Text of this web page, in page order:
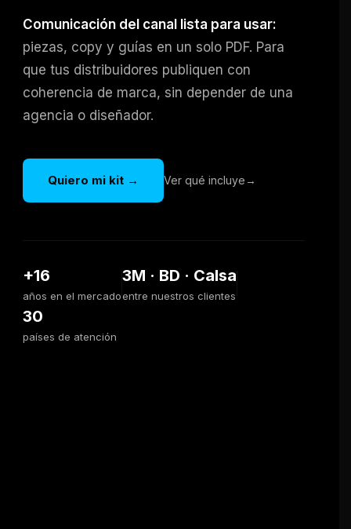
Comunicación del canal lista para usar:
piezas, copy y guías en un solo PDF. Para
que tus distribuidores publiquen con
coherencia de marca, sin depender de una
agencia o diseñador.
Quiero mi kit → Ver qué incluye
+16
años en el mercado
3M · BD · Calsa
entre nuestros clientes
30
países de atención